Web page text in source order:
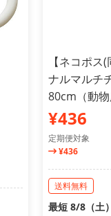
【ネコポ
ナルマルチ
80cm（動物
¥436
定期便対象
¥436
送料無料
最短 8/8（土）